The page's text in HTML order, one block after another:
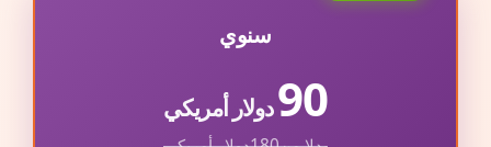
سنوي
90دولار أمريكي